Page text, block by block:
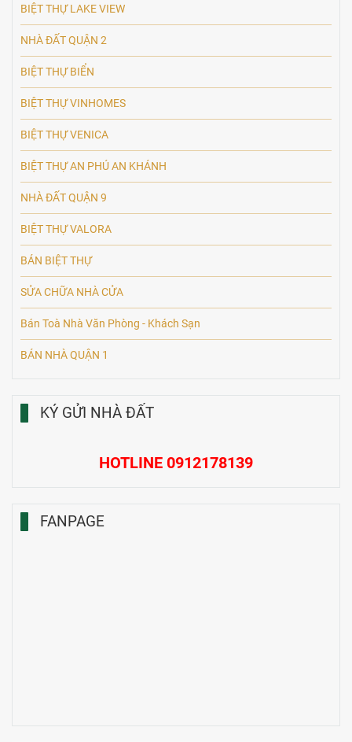
BIỆT THỰ LAKE VIEW
NHÀ ĐẤT QUẬN 2
BIỆT THỰ BIỂN
BIỆT THỰ VINHOMES
BIỆT THỰ VENICA
BIỆT THỰ AN PHÚ AN KHÁNH
NHÀ ĐẤT QUẬN 9
BIỆT THỰ VALORA
BÁN BIỆT THỰ
SỬA CHỮA NHÀ CỬA
Bán Toà Nhà Văn Phòng - Khách Sạn
BÁN NHÀ QUẬN 1
KÝ GỬI NHÀ ĐẤT
HOTLINE 0912178139
FANPAGE